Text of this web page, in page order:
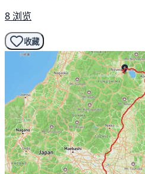
8 浏览
收藏